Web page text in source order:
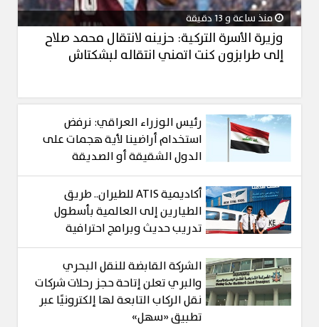
منذ ساعة و 13 دقيقة
وزيرة الأسرة التركية: حزينه لانتقال محمد صلاح
إلى طرابزون كنت اتمني انتقاله لبشكتاش
رئيس الوزراء العراقي: نرفض
استخدام أراضينا لأية هجمات على
الدول الشقيقة أو الصديقة
أكاديمية ATIS للطيران.. طريق
الطيارين إلى العالمية بأسطول
تدريب حديث وبرامج احترافية
الشركة القابضة للنقل البحري
والبري تعلن إتاحة حجز رحلات شركات
نقل الركاب التابعة لها إلكترونيًا عبر
تطبيق «سهل»